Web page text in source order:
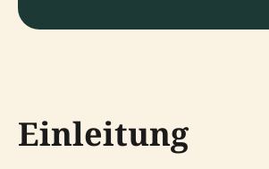
Einleitung